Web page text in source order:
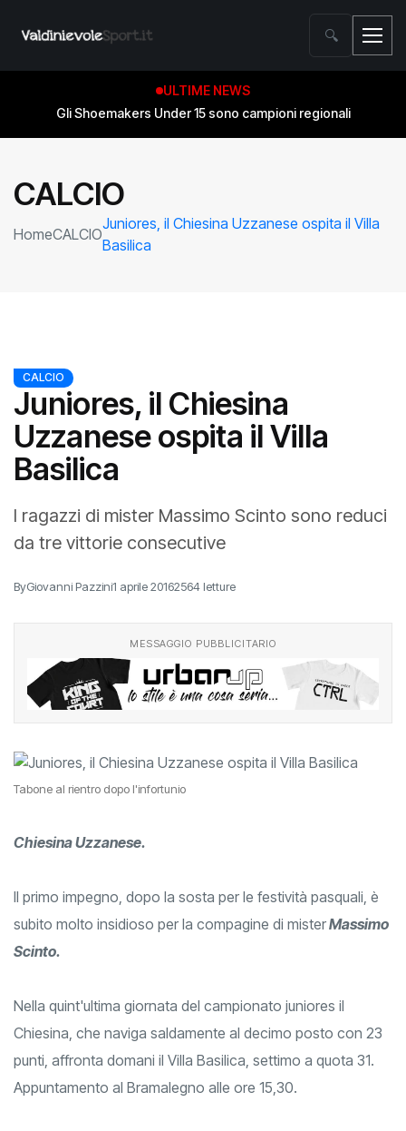
🔍
ULTIME NEWS
Gli Shoemakers Under 15 sono campioni regionali
CALCIO
HomeCALCIO
Juniores, il Chiesina Uzzanese ospita il Villa
Basilica
CALCIO
Juniores, il Chiesina
Uzzanese ospita il Villa
Basilica
I ragazzi di mister Massimo Scinto sono reduci
da tre vittorie consecutive
ByGiovanni Pazzini1 aprile 20162564 letture
MESSAGGIO PUBBLICITARIO
Tabone al rientro dopo l'infortunio
Chiesina Uzzanese.
Il primo impegno, dopo la sosta per le festività pasquali, è
subito molto insidioso per la compagine di misterMassimo
Scinto.
Nella quint'ultima giornata del campionato juniores il
Chiesina, che naviga saldamente al decimo posto con 23
punti, affronta domani il Villa Basilica, settimo a quota 31.
Appuntamento al Bramalegno alle ore 15,30.